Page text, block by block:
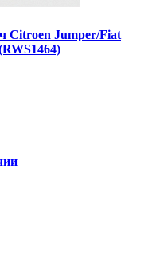
Citroen Jumper/Fiat